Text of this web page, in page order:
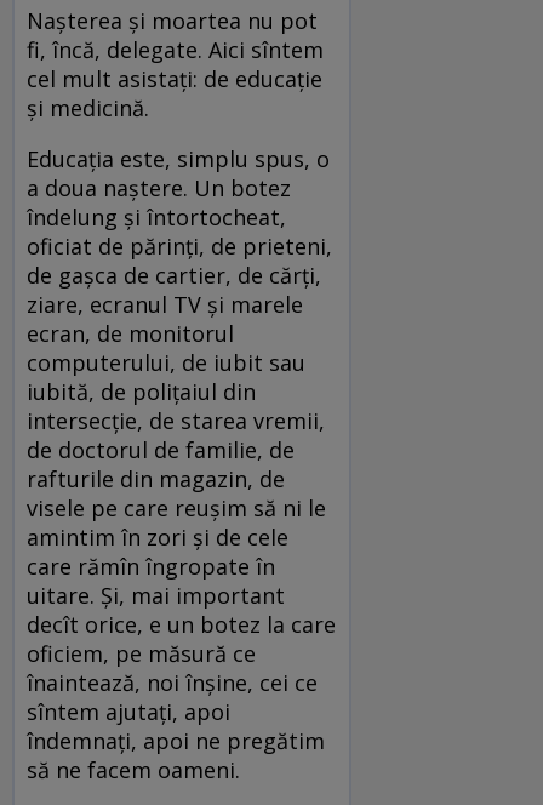
Naşterea şi moartea nu pot
fi, încă, delegate. Aici sîntem
cel mult asistaţi: de educaţie
şi medicină.
Educaţia este, simplu spus, o
a doua naştere. Un botez
îndelung şi întortocheat,
oficiat de părinţi, de prieteni,
de gaşca de cartier, de cărţi,
ziare, ecranul TV şi marele
ecran, de monitorul
computerului, de iubit sau
iubită, de poliţaiul din
intersecţie, de starea vremii,
de doctorul de familie, de
rafturile din magazin, de
visele pe care reuşim să ni le
amintim în zori şi de cele
care rămîn îngropate în
uitare. Şi, mai important
decît orice, e un botez la care
oficiem, pe măsură ce
înaintează, noi înşine, cei ce
sîntem ajutaţi, apoi
îndemnaţi, apoi ne pregătim
să ne facem oameni.